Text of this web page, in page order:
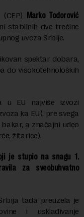
Marko Todorović
stabilnih dve trećine
uvoza Srbije.
spektar dobara,
do visokotehnoloških
u EU najviše izvozi
ka EU), pre svega
a značajni udeo
žitarice).
je stupio na snagu 1.
za sveobuhvatno
tada preuzela je
i usklađivanje